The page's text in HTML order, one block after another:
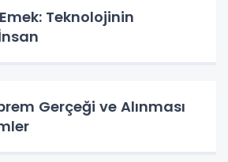
Teknolojinin
Gerçeği ve Alınması